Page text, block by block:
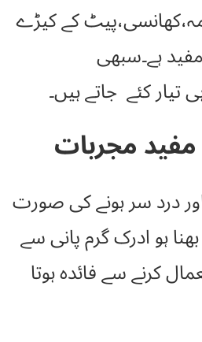
کے کیڑے
ہے۔سبھی
کئے جاتے ہیں۔
مجربات
درد سر ہونے کی صورت
ہو ادرک گرم پانی سے
کرنے سے فائدہ ہوتا